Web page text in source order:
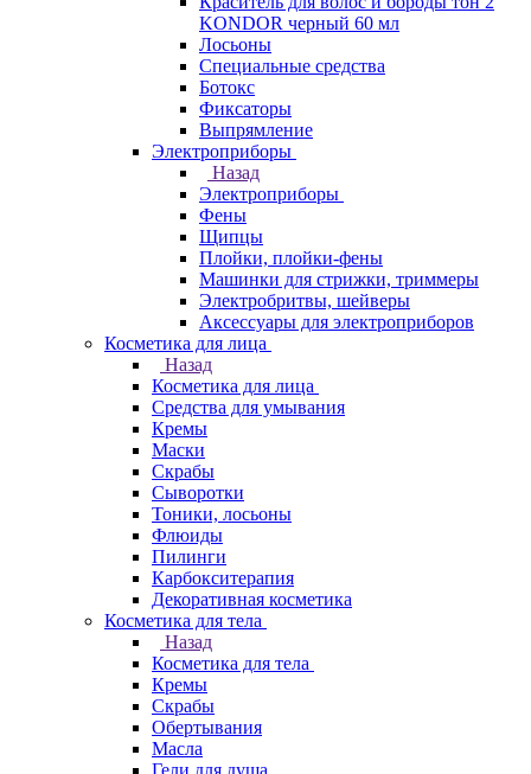
KONDOR черный 60 мл
Лосьоны
Специальные средства
Ботокс
Фиксаторы
Выпрямление
Электроприборы
Назад
Электроприборы
Фены
Щипцы
Плойки, плойки-фены
Машинки для стрижки, триммеры
Электробритвы, шейверы
Аксессуары для электроприборов
Косметика для лица
Назад
Косметика для лица
Средства для умывания
Кремы
Маски
Скрабы
Сыворотки
Тоники, лосьоны
Флюиды
Пилинги
Карбокситерапия
Декоративная косметика
Косметика для тела
Назад
Косметика для тела
Кремы
Скрабы
Обертывания
Масла
Гели для душа